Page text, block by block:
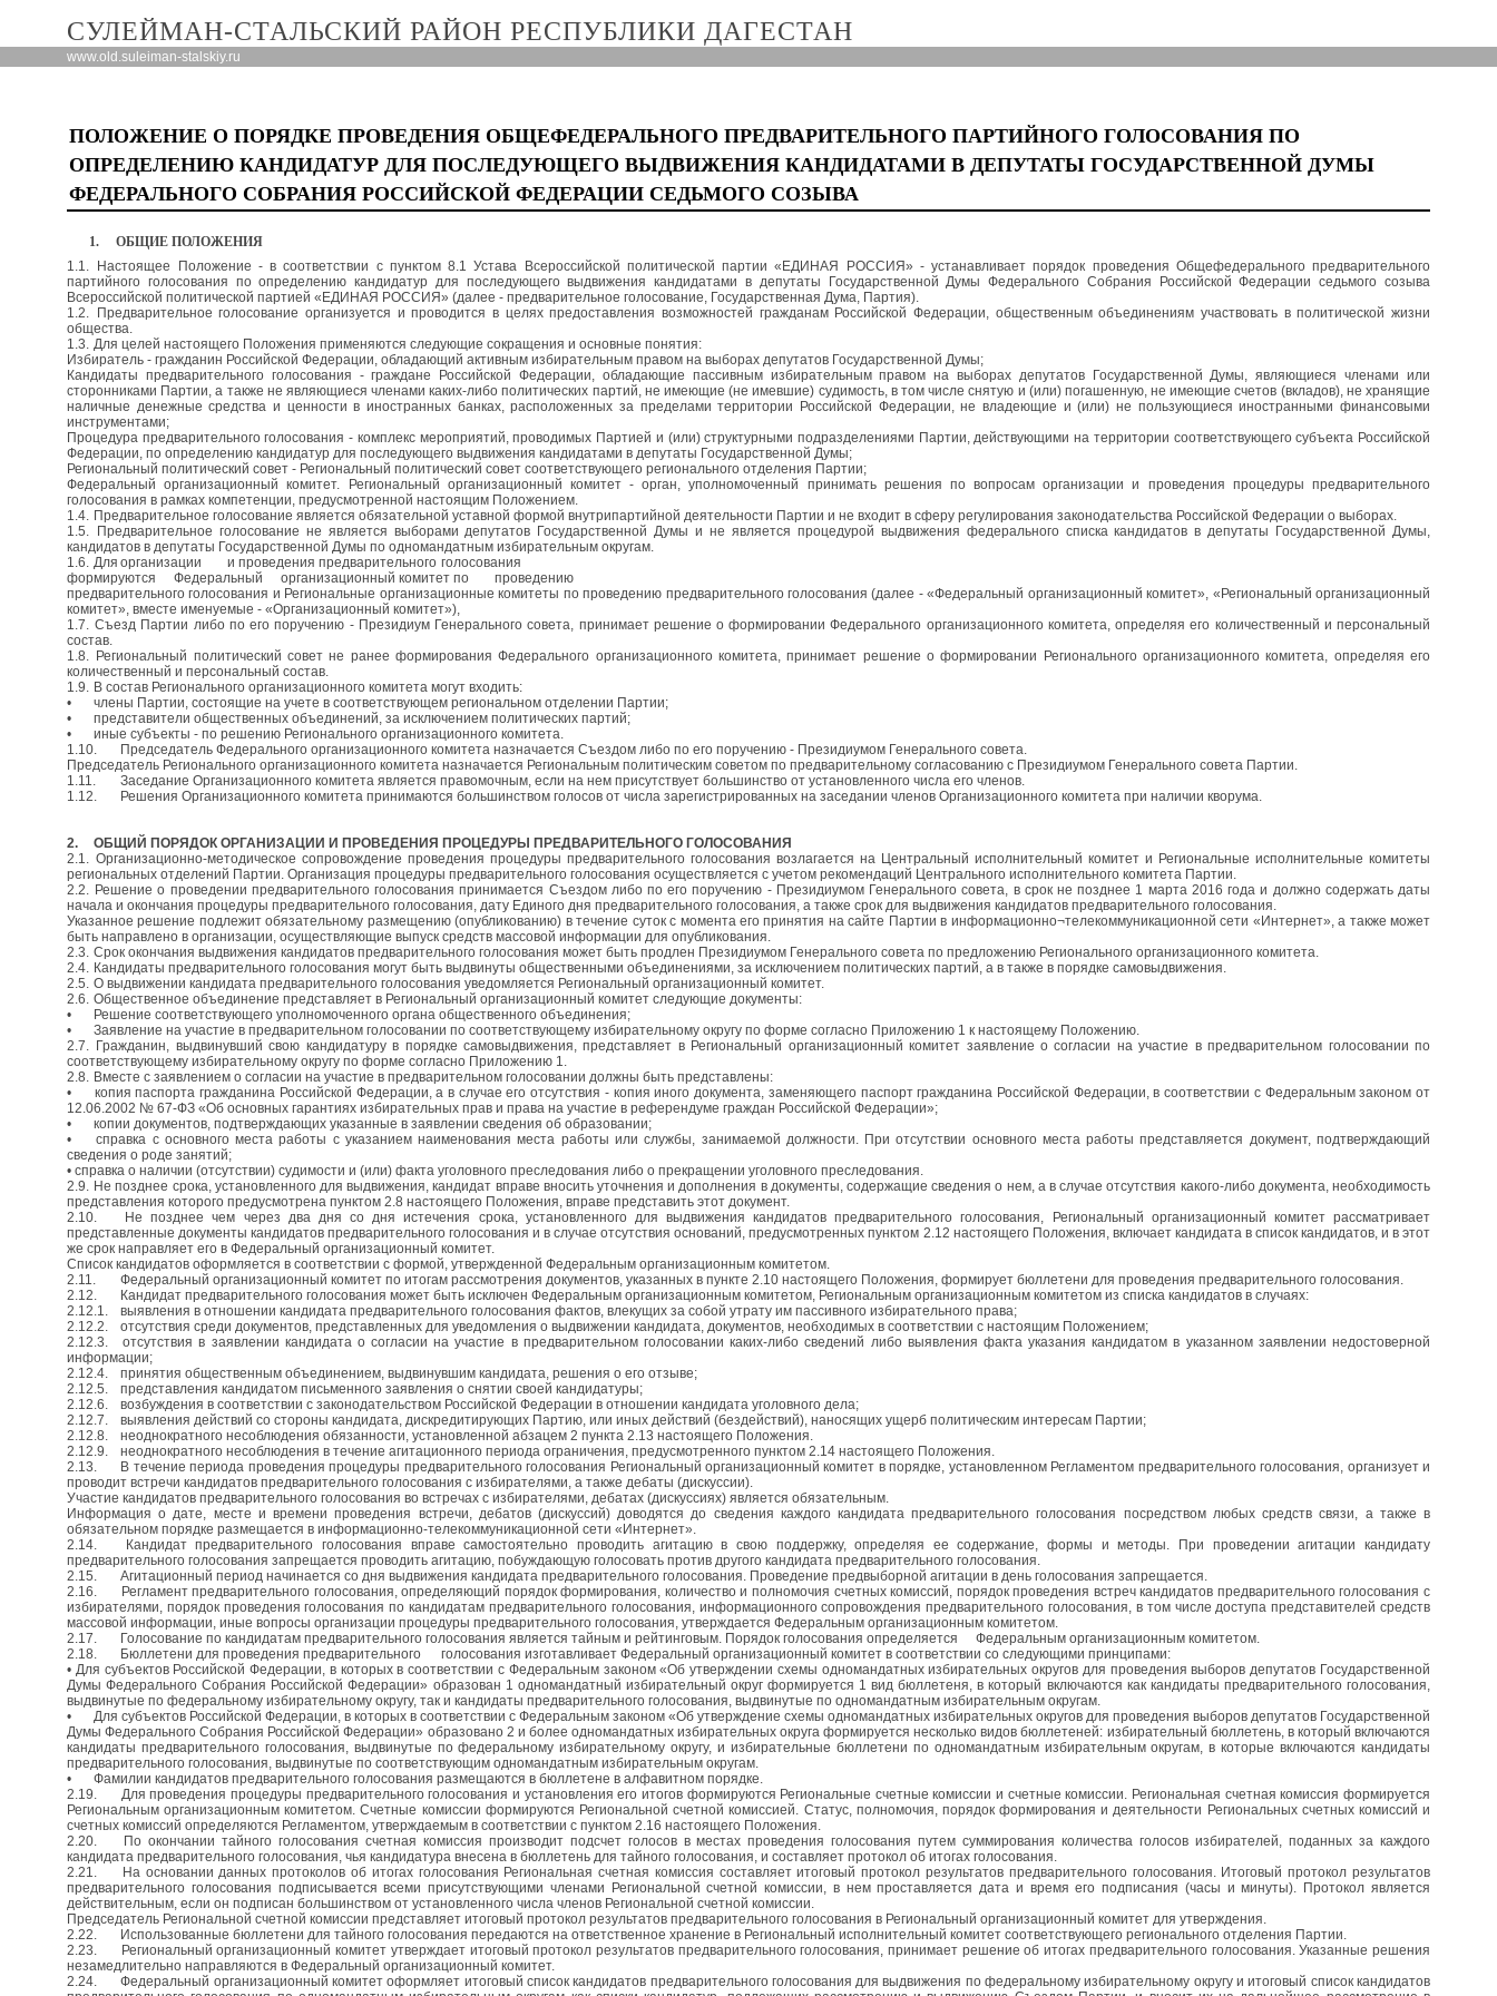
СУЛЕЙМАН-СТАЛЬСКИЙ РАЙОН РЕСПУБЛИКИ ДАГЕСТАН
www.old.suleiman-stalskiy.ru
ПОЛОЖЕНИЕ О ПОРЯДКЕ ПРОВЕДЕНИЯ ОБЩЕФЕДЕРАЛЬНОГО ПРЕДВАРИТЕЛЬНОГО ПАРТИЙНОГО ГОЛОСОВАНИЯ ПО
ОПРЕДЕЛЕНИЮ КАНДИДАТУР ДЛЯ ПОСЛЕДУЮЩЕГО ВЫДВИЖЕНИЯ КАНДИДАТАМИ В ДЕПУТАТЫ ГОСУДАРСТВЕННОЙ ДУМЫ
ФЕДЕРАЛЬНОГО СОБРАНИЯ РОССИЙСКОЙ ФЕДЕРАЦИИ СЕДЬМОГО СОЗЫВА
1.
ОБЩИЕ ПОЛОЖЕНИЯ
1.1.
Настоящее Положение - в соответствии с пунктом 8.1 Устава Всероссийской политической партии «ЕДИНАЯ РОССИЯ» - устанавливает порядок проведения Общефедерального предварительного
партийного голосования по определению кандидатур для последующего выдвижения кандидатами в депутаты Государственной Думы Федерального Собрания Российской Федерации седьмого созыва
Всероссийской политической партией «ЕДИНАЯ РОССИЯ» (далее - предварительное голосование, Государственная Дума, Партия).
1.2.
Предварительное голосование организуется и проводится в целях предоставления возможностей гражданам Российской Федерации, общественным объединениям участвовать в политической жизни
общества.
1.3. Для целей настоящего Положения применяются следующие сокращения и основные понятия:
Избиратель - гражданин Российской Федерации, обладающий активным избирательным правом на выборах депутатов Государственной Думы;
Кандидаты предварительного голосования - граждане Российской Федерации, обладающие пассивным избирательным правом на выборах депутатов Государственной Думы, являющиеся членами или
сторонниками Партии, а также не являющиеся членами каких-либо политических партий, не имеющие (не имевшие) судимость, в том числе снятую и (или) погашенную, не имеющие счетов (вкладов), не хранящие
наличные денежные средства и ценности в иностранных банках, расположенных за пределами территории Российской Федерации, не владеющие и (или) не пользующиеся иностранными финансовыми
инструментами;
Процедура предварительного голосования - комплекс мероприятий, проводимых Партией и (или) структурными подразделениями Партии, действующими на территории соответствующего субъекта Российской
Федерации, по определению кандидатур для последующего выдвижения кандидатами в депутаты Государственной Думы;
Региональный политический совет - Региональный политический совет соответствующего регионального отделения Партии;
Федеральный организационный комитет. Региональный организационный комитет - орган, уполномоченный принимать решения по вопросам организации и проведения процедуры предварительного
голосования в рамках компетенции, предусмотренной настоящим Положением.
1.4. Предварительное голосование является обязательной уставной формой внутрипартийной деятельности Партии и не входит в сферу регулирования законодательства Российской Федерации о выборах.
1.5.
Предварительное голосование не является выборами депутатов Государственной Думы и не является процедурой выдвижения федерального списка кандидатов в депутаты Государственной Думы,
кандидатов в депутаты Государственной Думы по одномандатным избирательным округам.
1.6. Для организации и проведения предварительного голосования
формируются
Федеральный организационный комитет по
проведению
предварительного голосования и Региональные организационные комитеты по проведению предварительного голосования (далее - «Федеральный организационный комитет», «Региональный организационный
комитет», вместе именуемые - «Организационный комитет»),
1.7. Съезд Партии либо по его поручению - Президиум Генерального совета, принимает решение о формировании Федерального организационного комитета, определяя его количественный и персональный
состав.
1.8. Региональный политический совет не ранее формирования Федерального организационного комитета, принимает решение о формировании Регионального организационного комитета, определяя его
количественный и персональный состав.
1.9. В состав Регионального организационного комитета могут входить:
•
члены Партии, состоящие на учете в соответствующем региональном отделении Партии;
•
представители общественных объединений, за исключением политических партий;
•
иные субъекты - по решению Регионального организационного комитета.
1.10.
Председатель Федерального организационного комитета назначается Съездом либо по его поручению - Президиумом Генерального совета.
Председатель Регионального организационного комитета назначается Региональным политическим советом по предварительному согласованию с Президиумом Генерального совета Партии.
1.11.
Заседание Организационного комитета является правомочным, если на нем присутствует большинство от установленного числа его членов.
1.12.
Решения Организационного комитета принимаются большинством голосов от числа зарегистрированных на заседании членов Организационного комитета при наличии кворума.
2.
ОБЩИЙ ПОРЯДОК ОРГАНИЗАЦИИ И ПРОВЕДЕНИЯ ПРОЦЕДУРЫ ПРЕДВАРИТЕЛЬНОГО ГОЛОСОВАНИЯ
2.1. Организационно-методическое сопровождение проведения процедуры предварительного голосования возлагается на Центральный исполнительный комитет и Региональные исполнительные комитеты
региональных отделений Партии. Организация процедуры предварительного голосования осуществляется с учетом рекомендаций Центрального исполнительного комитета Партии.
2.2. Решение о проведении предварительного голосования принимается Съездом либо по его поручению - Президиумом Генерального совета, в срок не позднее 1 марта 2016 года и должно содержать даты
начала и окончания процедуры предварительного голосования, дату Единого дня предварительного голосования, а также срок для выдвижения кандидатов предварительного голосования.
Указанное решение подлежит обязательному размещению (опубликованию) в течение суток с момента его принятия на сайте Партии в информационно¬телекоммуникационной сети «Интернет», а также может
быть направлено в организации, осуществляющие выпуск средств массовой информации для опубликования.
2.3. Срок окончания выдвижения кандидатов предварительного голосования может быть продлен Президиумом Генерального совета по предложению Регионального организационного комитета.
2.4. Кандидаты предварительного голосования могут быть выдвинуты общественными объединениями, за исключением политических партий, а в также в порядке самовыдвижения.
2.5. О выдвижении кандидата предварительного голосования уведомляется Региональный организационный комитет.
2.6. Общественное объединение представляет в Региональный организационный комитет следующие документы:
•
Решение соответствующего уполномоченного органа общественного объединения;
•
Заявление на участие в предварительном голосовании по соответствующему избирательному округу по форме согласно Приложению 1 к настоящему Положению.
2.7. Гражданин, выдвинувший свою кандидатуру в порядке самовыдвижения, представляет в Региональный организационный комитет заявление о согласии на участие в предварительном голосовании по
соответствующему избирательному округу по форме согласно Приложению 1.
2.8. Вместе с заявлением о согласии на участие в предварительном голосовании должны быть представлены:
•
копия паспорта гражданина Российской Федерации, а в случае его отсутствия - копия иного документа, заменяющего паспорт гражданина Российской Федерации, в соответствии с Федеральным законом от
12.06.2002 № 67-ФЗ «Об основных гарантиях избирательных прав и права на участие в референдуме граждан Российской Федерации»;
•
копии документов, подтверждающих указанные в заявлении сведения об образовании;
•
справка с основного места работы с указанием наименования места работы или службы, занимаемой должности. При отсутствии основного места работы представляется документ, подтверждающий
сведения о роде занятий;
• справка о наличии (отсутствии) судимости и (или) факта уголовного преследования либо о прекращении уголовного преследования.
2.9. Не позднее срока, установленного для выдвижения, кандидат вправе вносить уточнения и дополнения в документы, содержащие сведения о нем, а в случае отсутствия какого-либо документа, необходимость
представления которого предусмотрена пунктом 2.8 настоящего Положения, вправе представить этот документ.
2.10.
Не позднее чем через два дня со дня истечения срока, установленного для выдвижения кандидатов предварительного голосования, Региональный организационный комитет рассматривает
представленные документы кандидатов предварительного голосования и в случае отсутствия оснований, предусмотренных пунктом 2.12 настоящего Положения, включает кандидата в список кандидатов, и в этот
же срок направляет его в Федеральный организационный комитет.
Список кандидатов оформляется в соответствии с формой, утвержденной Федеральным организационным комитетом.
2.11.
Федеральный организационный комитет по итогам рассмотрения документов, указанных в пункте 2.10 настоящего Положения, формирует бюллетени для проведения предварительного голосования.
2.12.
Кандидат предварительного голосования может быть исключен Федеральным организационным комитетом, Региональным организационным комитетом из списка кандидатов в случаях:
2.12.1.
выявления в отношении кандидата предварительного голосования фактов, влекущих за собой утрату им пассивного избирательного права;
2.12.2.
отсутствия среди документов, представленных для уведомления о выдвижении кандидата, документов, необходимых в соответствии с настоящим Положением;
2.12.3.
отсутствия в заявлении кандидата о согласии на участие в предварительном голосовании каких-либо сведений либо выявления факта указания кандидатом в указанном заявлении недостоверной
информации;
2.12.4.
принятия общественным объединением, выдвинувшим кандидата, решения о его отзыве;
2.12.5.
представления кандидатом письменного заявления о снятии своей кандидатуры;
2.12.6.
возбуждения в соответствии с законодательством Российской Федерации в отношении кандидата уголовного дела;
2.12.7.
выявления действий со стороны кандидата, дискредитирующих Партию, или иных действий (бездействий), наносящих ущерб политическим интересам Партии;
2.12.8.
неоднократного несоблюдения обязанности, установленной абзацем 2 пункта 2.13 настоящего Положения.
2.12.9.
неоднократного несоблюдения в течение агитационного периода ограничения, предусмотренного пунктом 2.14 настоящего Положения.
2.13.
В течение периода проведения процедуры предварительного голосования Региональный организационный комитет в порядке, установленном Регламентом предварительного голосования, организует и
проводит встречи кандидатов предварительного голосования с избирателями, а также дебаты (дискуссии).
Участие кандидатов предварительного голосования во встречах с избирателями, дебатах (дискуссиях) является обязательным.
Информация о дате, месте и времени проведения встречи, дебатов (дискуссий) доводятся до сведения каждого кандидата предварительного голосования посредством любых средств связи, а также в
обязательном порядке размещается в информационно-телекоммуникационной сети «Интернет».
2.14.
Кандидат предварительного голосования вправе самостоятельно проводить агитацию в свою поддержку, определяя ее содержание, формы и методы. При проведении агитации кандидату
предварительного голосования запрещается проводить агитацию, побуждающую голосовать против другого кандидата предварительного голосования.
2.15.
Агитационный период начинается со дня выдвижения кандидата предварительного голосования. Проведение предвыборной агитации в день голосования запрещается.
2.16.
Регламент предварительного голосования, определяющий порядок формирования, количество и полномочия счетных комиссий, порядок проведения встреч кандидатов предварительного голосования с
избирателями, порядок проведения голосования по кандидатам предварительного голосования, информационного сопровождения предварительного голосования, в том числе доступа представителей средств
массовой информации, иные вопросы организации процедуры предварительного голосования, утверждается Федеральным организационным комитетом.
2.17.
Голосование по кандидатам предварительного голосования является тайным и рейтинговым. Порядок голосования определяется
Федеральным организационным комитетом.
2.18.
Бюллетени для проведения предварительного
голосования изготавливает Федеральный организационный комитет в соответствии со следующими принципами:
• Для субъектов Российской Федерации, в которых в соответствии с Федеральным законом «Об утверждении схемы одномандатных избирательных округов для проведения выборов депутатов Государственной
Думы Федерального Собрания Российской Федерации» образован 1 одномандатный избирательный округ формируется 1 вид бюллетеня, в который включаются как кандидаты предварительного голосования,
выдвинутые по федеральному избирательному округу, так и кандидаты предварительного голосования, выдвинутые по одномандатным избирательным округам.
•
Для субъектов Российской Федерации, в которых в соответствии с Федеральным законом «Об утверждение схемы одномандатных избирательных округов для проведения выборов депутатов Государственной
Думы Федерального Собрания Российской Федерации» образовано 2 и более одномандатных избирательных округа формируется несколько видов бюллетеней: избирательный бюллетень, в который включаются
кандидаты предварительного голосования, выдвинутые по федеральному избирательному округу, и избирательные бюллетени по одномандатным избирательным округам, в которые включаются кандидаты
предварительного голосования, выдвинутые по соответствующим одномандатным избирательным округам.
•
Фамилии кандидатов предварительного голосования размещаются в бюллетене в алфавитном порядке.
2.19.
Для проведения процедуры предварительного голосования и установления его итогов формируются Региональные счетные комиссии и счетные комиссии. Региональная счетная комиссия формируется
Региональным организационным комитетом. Счетные комиссии формируются Региональной счетной комиссией. Статус, полномочия, порядок формирования и деятельности Региональных счетных комиссий и
счетных комиссий определяются Регламентом, утверждаемым в соответствии с пунктом 2.16 настоящего Положения.
2.20.
По окончании тайного голосования счетная комиссия производит подсчет голосов в местах проведения голосования путем суммирования количества голосов избирателей, поданных за каждого
кандидата предварительного голосования, чья кандидатура внесена в бюллетень для тайного голосования, и составляет протокол об итогах голосования.
2.21.
На основании данных протоколов об итогах голосования Региональная счетная комиссия составляет итоговый протокол результатов предварительного голосования. Итоговый протокол результатов
предварительного голосования подписывается всеми присутствующими членами Региональной счетной комиссии, в нем проставляется дата и время его подписания (часы и минуты). Протокол является
действительным, если он подписан большинством от установленного числа членов Региональной счетной комиссии.
Председатель Региональной счетной комиссии представляет итоговый протокол результатов предварительного голосования в Региональный организационный комитет для утверждения.
2.22.
Использованные бюллетени для тайного голосования передаются на ответственное хранение в Региональный исполнительный комитет соответствующего регионального отделения Партии.
2.23.
Региональный организационный комитет утверждает итоговый протокол результатов предварительного голосования, принимает решение об итогах предварительного голосования. Указанные решения
незамедлительно направляются в Федеральный организационный комитет.
2.24.
Федеральный организационный комитет оформляет итоговый список кандидатов предварительного голосования для выдвижения по федеральному избирательному округу и итоговый список кандидатов